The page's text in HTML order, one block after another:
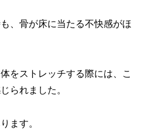
、骨が床に当たる不快感がほ
をストレッチする際には、こ
られました。
ます。